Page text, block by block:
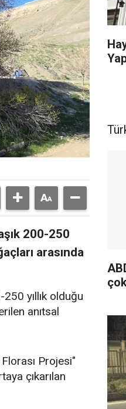
200-250
arasında
yıllık olduğu
anıtsal
Projesi"
çıkarılan